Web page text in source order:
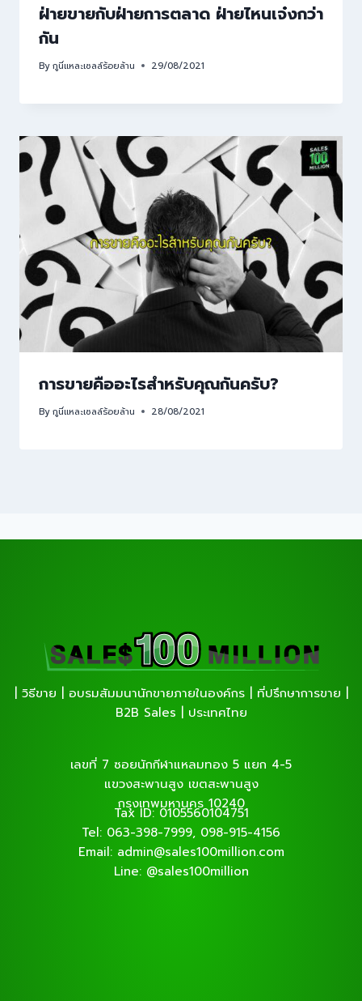
ฝ่ายขายกับฝ่ายการตลาด ฝ่ายไหนเจ๋งกว่า
กัน
Byกูนี่แหละเซลล์ร้อยล้าน 29/08/2021
การขายคืออะไรสำหรับคุณกันครับ?
Byกูนี่แหละเซลล์ร้อยล้าน 28/08/2021
| วิธีขาย | อบรมสัมมนานักขายภายในองค์กร | ที่ปรึกษาการขาย |
B2B Sales | ประเทศไทย
เลขที่ 7 ซอยนักกีฬาแหลมทอง 5 แยก 4-5
แขวงสะพานสูง เขตสะพานสูง
กรุงเทพมหานคร 10240
Tax ID: 0105560104751
Tel: 063-398-7999, 098-915-4156
Email: admin@sales100million.com
Line: @sales100million